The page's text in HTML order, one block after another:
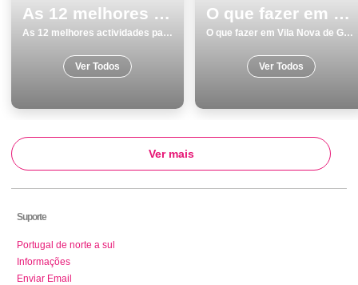
As 12 melhores actividades para fazer e visitar em Faro
As 12 melhores actividades para fazer e visitar em Faro
Ver Todos
O que fazer em Vila Nova de Gaia os 8 melhores sitios para visitar
O que fazer em Vila Nova de Gaia os 8 melhores sitios para visitar
Ver Todos
Ver mais
Suporte
Portugal de norte a sul
Informações
Enviar Email